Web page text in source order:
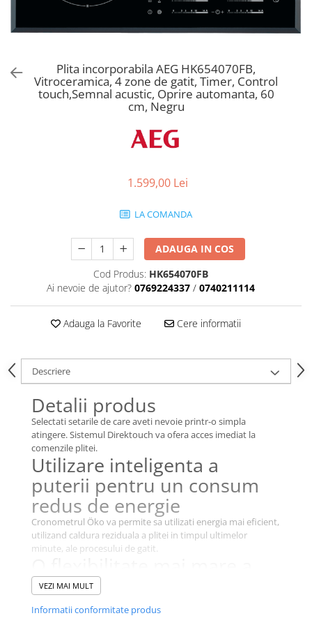
Aspiratoare verticale
Apiratoare cu sac
Ingrijirea rufelor si a vaselor
Masini de spalat vase
Masini de spalat rufe
Plita incorporabila AEG HK654070FB,
Vitroceramica, 4 zone de gatit, Timer, Control
touch,Semnal acustic, Oprire automanta, 60
cm, Negru
1.599,00 Lei
LA COMANDA
ADAUGA IN COS
Cod Produs: HK654070FB
Ai nevoie de ajutor? 0769224337 / 0740211114
Adauga la Favorite Cere informatii
Descriere
Detalii produs
Selectati setarile de care aveti nevoie printr-o simpla
atingere. Sistemul Direktouch va ofera acces imediat la
comenzile plitei.
Utilizare inteligenta a
puterii pentru un consum
redus de energie
Cronometrul Öko va permite sa utilizati energia mai eficient,
utilizand caldura reziduala a plitei in timpul ultimelor
minute, ale procesului de gatit.
proceselor de gatire,
datorita plitei cu zone
VEZI MAI MULT
Informatii conformitate produs